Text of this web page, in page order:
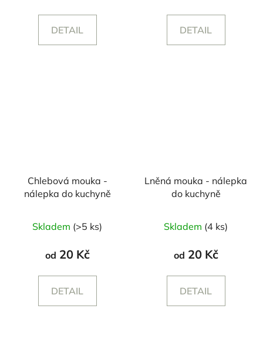
4,0
z
DETAIL DETAIL
Chlebová mouka -
nálepka do kuchyně
Skladem (>5 ks)
od 20 Kč
DETAIL
Lněná mouka - nálepka
do kuchyně
Skladem (4 ks)
od 20 Kč
DETAIL